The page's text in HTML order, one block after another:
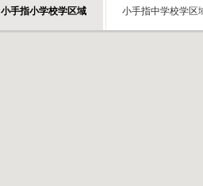
小手指小学校学区域 小手指中学校学区